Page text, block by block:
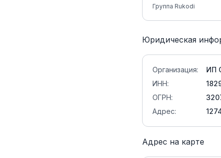
Группа Rukodi
Юридическая
Организация:
ИП
ИНН:
ОГРН:
Адрес:
Адрес на карте